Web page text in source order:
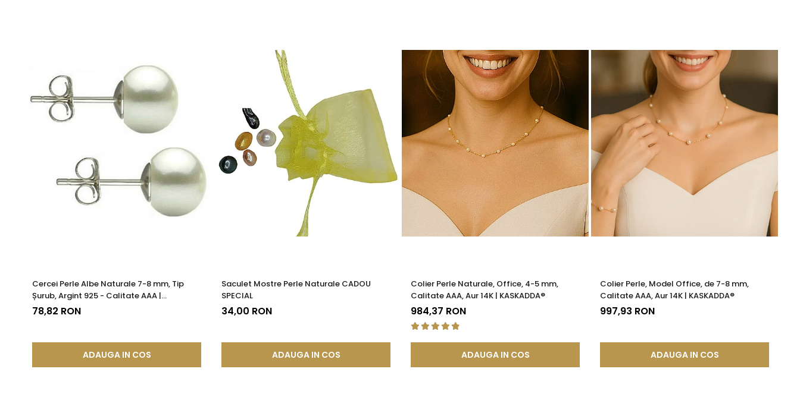
Cercei Perle Albe Naturale 7-8 mm, Tip
Șurub, Argint 925 - Calitate AAA |
KASKADDA®
78,82 RON
ADAUGA IN COS
Saculet Mostre Perle Naturale CADOU
SPECIAL
34,00 RON
ADAUGA IN COS
Colier Perle Naturale, Office, 4-5 mm,
Calitate AAA, Aur 14K | KASKADDA®
984,37 RON
ADAUGA IN COS
Colier Perle, Model Office, de 7-8 mm,
Calitate AAA, Aur 14K | KASKADDA®
997,93 RON
ADAUGA IN COS